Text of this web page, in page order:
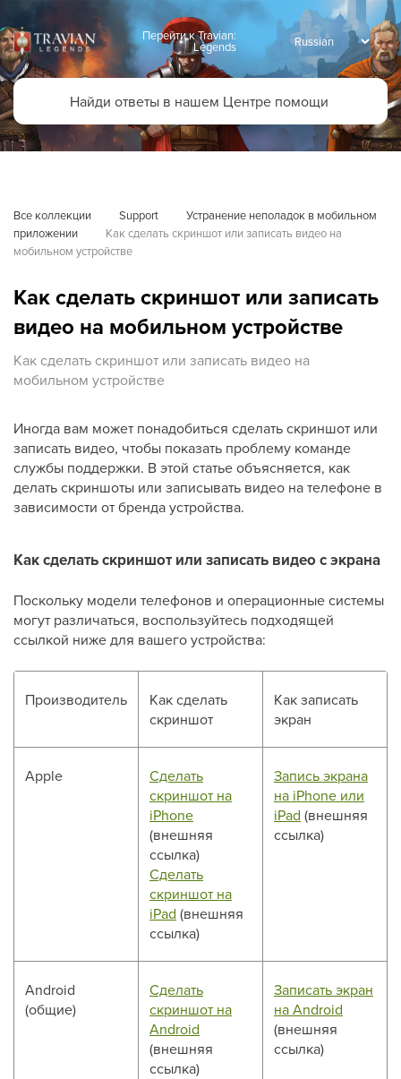
Перейти к Travian:
Legends
Все коллекции Support
Устранение неполадок в мобильном
приложении
Как сделать скриншот или записать видео на
мобильном устройстве
Как сделать скриншот или записать
видео на мобильном устройстве
Как сделать скриншот или записать видео на
мобильном устройстве
Иногда вам может понадобиться сделать скриншот или
записать видео, чтобы показать проблему команде
службы поддержки. В этой статье объясняется, как
делать скриншоты или записывать видео на телефоне в
зависимости от бренда устройства.
Как сделать скриншот или записать видео с экрана
Поскольку модели телефонов и операционные системы
могут различаться, воспользуйтесь подходящей
ссылкой ниже для вашего устройства:
Производитель
Как сделать
скриншот
Как записать
экран
Apple
Сделать
скриншот на
iPhone
(внешняя
ссылка)
Сделать
скриншот на
iPad (внешняя
ссылка)
Запись экрана
на iPhone или
iPad (внешняя
ссылка)
Android
(общие)
Сделать
скриншот на
Android
(внешняя
ссылка)
Записать экран
на Android
(внешняя
ссылка)